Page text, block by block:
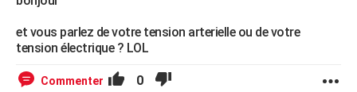
Bricolage
Lifestyle
Culture
Sport
Auto
Television
Voyage
Cinema
et vous parlez de votre tension arterielle ou de votre
tension électrique ? LOL
Commenter 0